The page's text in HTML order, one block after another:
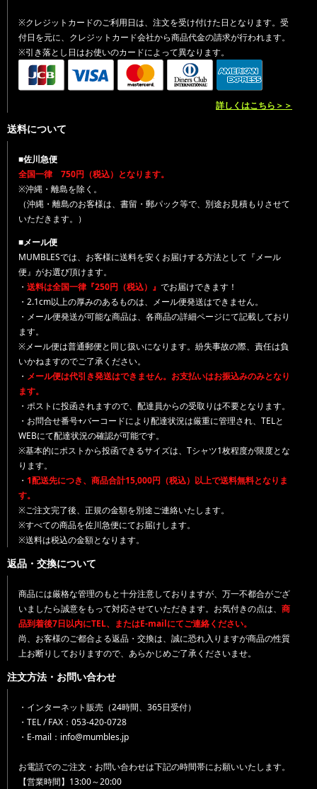
※クレジットカードのご利用日は、注文を受け付けた日となります。受
付日を元に、クレジットカード会社から商品代金の請求が行われます。
※引き落とし日はお使いのカードによって異なります。
詳しくはこちら＞＞
送料について
■佐川急便
全国一律 750円（税込）となります。
※沖縄・離島を除く。
（沖縄・離島のお客様は、書留・郵パック等で、別途お見積もりさせて
いただきます。）
■メール便
MUMBLESでは、お客様に送料を安くお届けする方法として『メール
便』がお選び頂けます。
・ 送料は全国一律『250円（税込）』 でお届けできます！
・2.1cm以上の厚みのあるものは、メール便発送はできません。
・メール便発送が可能な商品は、各商品の詳細ページにて記載しており
ます。
※メール便は普通郵便と同じ扱いになります。紛失事故の際、責任は負
いかねますのでご了承ください。
・ メール便は代引き発送はできません。お支払いはお振込みのみとなり
ます。
・ポストに投函されますので、配達員からの受取りは不要となります。
・お問合せ番号+バーコードにより配達状況は厳重に管理され、TELと
WEBにて配達状況の確認が可能です。
※基本的にポストから投函できるサイズは、Tシャツ1枚程度が限度とな
ります。
・ 1配送先につき、商品合計15,000円（税込）以上で送料無料となりま
す。
※ご注文完了後、正規の金額を別途ご連絡いたします。
※すべての商品を佐川急便にてお届けします。
※送料は税込の金額となります。
返品・交換について
商品には厳格な管理のもと十分注意しておりますが、万一不都合がござ
いましたら誠意をもって対応させていただきます。お気付きの点は、 商
品到着後7日以内にTEL、またはE-mailにてご連絡ください。
尚、お客様のご都合よる返品・交換は、誠に恐れ入りますが商品の性質
上お断りしておりますので、あらかじめご了承くださいませ。
注文方法・お問い合わせ
・インターネット販売（24時間、365日受付）
・TEL / FAX：053-420-0728
・E-mail：info@mumbles.jp
お電話でのご注文・お問い合わせは下記の時間帯にお願いいたします。
【営業時間】13:00～20:00